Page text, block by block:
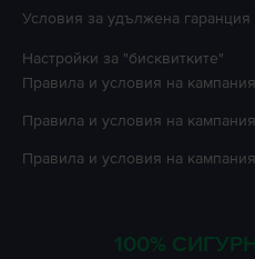
Условия за удължена гаранция
Настройки за "бисквитките"
Правила и условия на
Правила и условия на
Правила и условия на
100%